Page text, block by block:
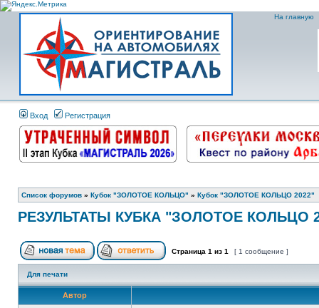
На главную
Вход Регистрация
Список форумов » Кубок "ЗОЛОТОЕ КОЛЬЦО" » Кубок "ЗОЛОТОЕ КОЛЬЦО 2022"
РЕЗУЛЬТАТЫ КУБКА "ЗОЛОТОЕ КОЛЬЦО
Страница 1 из 1 [ 1 сообщение ]
Для печати
Автор